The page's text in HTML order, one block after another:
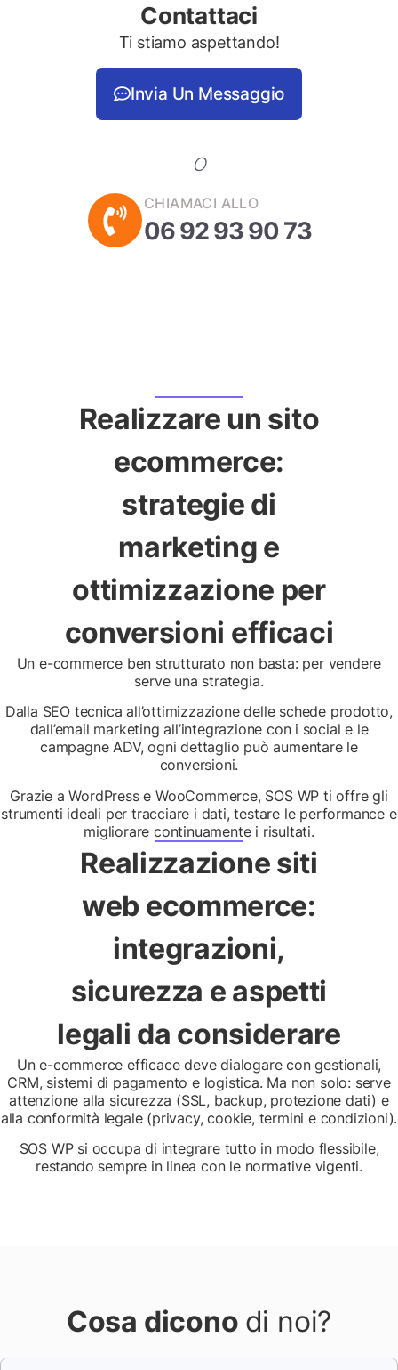
Contattaci
Ti stiamo aspettando!
Invia Un Messaggio
O
CHIAMACI ALLO
06 92 93 90 73
Realizzare un sito
ecommerce:
strategie di
marketing e
ottimizzazione per
conversioni efficaci
Un e-commerce ben strutturato non basta: per vendere
serve una strategia.
Dalla SEO tecnica all’ottimizzazione delle schede prodotto,
dall’email marketing all’integrazione con i social e le
campagne ADV, ogni dettaglio può aumentare le
conversioni.
Grazie a WordPress e WooCommerce, SOS WP ti offre gli
strumenti ideali per tracciare i dati, testare le performance e
migliorare continuamente i risultati.
Realizzazione siti
web ecommerce:
integrazioni,
sicurezza e aspetti
legali da considerare
Un e-commerce efficace deve dialogare con gestionali,
CRM, sistemi di pagamento e logistica. Ma non solo: serve
attenzione alla sicurezza (SSL, backup, protezione dati) e
alla conformità legale (privacy, cookie, termini e condizioni).
SOS WP si occupa di integrare tutto in modo flessibile,
restando sempre in linea con le normative vigenti.
Cosa dicono di noi?